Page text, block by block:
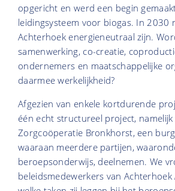
opgericht en werd een begin
leidingsysteem voor biogas. In 2030
Achterhoek energieneutraal zijn.
samenwerking, co-creatie,
ondernemers en maatschappelijke
daarmee werkelijkheid?
Afgezien van enkele kortdurende
één echt structureel project, namelijk
Zorgcoöperatie Bronkhorst, een
waaraan meerdere partijen,
beroepsonderwijs, deelnemen. We
beleidsmedewerkers van